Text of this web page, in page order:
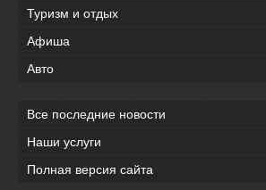
Туризм и отдых
Афиша
Авто
Все последние новости
Наши услуги
Полная версия сайта